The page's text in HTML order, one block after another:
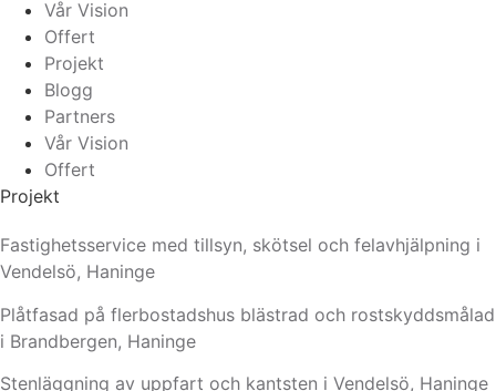
Vår Vision
Offert
Projekt
Blogg
Partners
Vår Vision
Offert
Projekt
Fastighetsservice med tillsyn, skötsel och felavhjälpning i
Vendelsö, Haninge
Plåtfasad på flerbostadshus blästrad och rostskyddsmålad
i Brandbergen, Haninge
Stenläggning av uppfart och kantsten i Vendelsö, Haninge